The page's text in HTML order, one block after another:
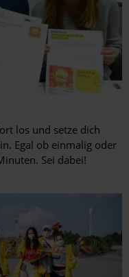
los und setze dich
Egal ob einmalig oder
Sei dabei!